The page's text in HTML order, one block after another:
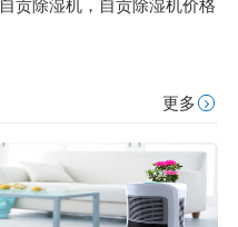
自贡除湿机，自贡除湿机价格
更多